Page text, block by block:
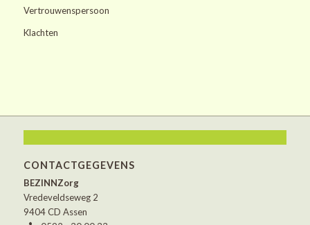
Vertrouwenspersoon
Klachten
CONTACTGEGEVENS
BEZINNZorg
Vredeveldseweg 2
9404 CD Assen